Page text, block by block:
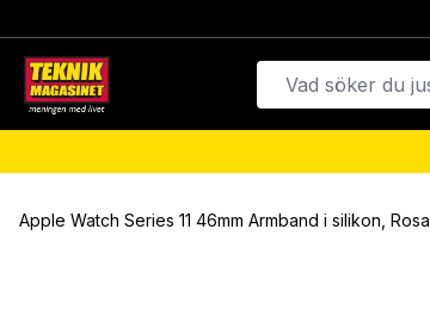
Apple Watch Series 11 46mm Armband i silikon, Rosa